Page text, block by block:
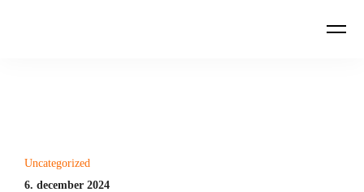
Uncategorized
6. december 2024